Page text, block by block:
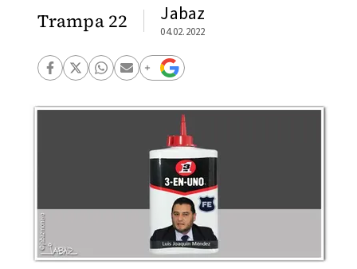
Trampa 22 Jabaz
04.02.2022